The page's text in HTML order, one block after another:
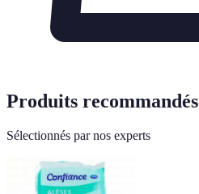
Produits recommandés
Sélectionnés par nos experts